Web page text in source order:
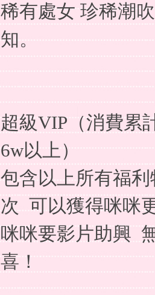
稀有處女 珍稀潮
知。
超級VIP（消費累
6w以上）
包含以上所有福
次 可以獲得咪咪
咪咪要影片助興
喜！